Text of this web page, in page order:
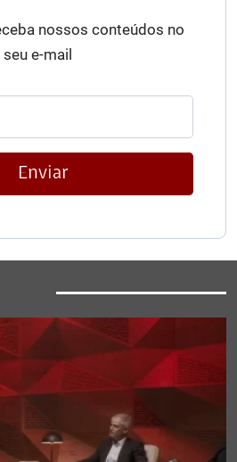
nossos conteúdos no
seu e-mail
Enviar